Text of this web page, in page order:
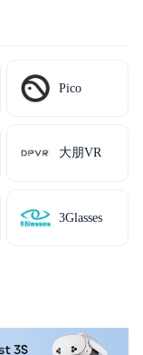
Pico
大朋VR
3Glasses